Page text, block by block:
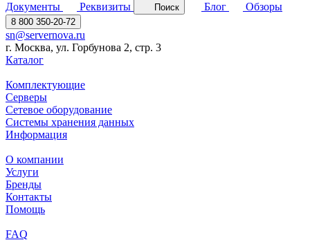
Документы
Реквизиты Поиск Блог Обзоры
8 800 350-20-72
sn@servernova.ru
г. Москва, ул. Горбунова 2, стр. 3
Каталог
Комплектующие
Серверы
Сетевое оборудование
Системы хранения данных
Информация
О компании
Услуги
Бренды
Контакты
Помощь
FAQ